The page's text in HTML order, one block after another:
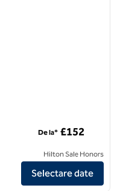
Paddington
De la* £152
Hilton Sale Honors
Selectare date
1/12